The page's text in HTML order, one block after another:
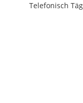
Telefonisch